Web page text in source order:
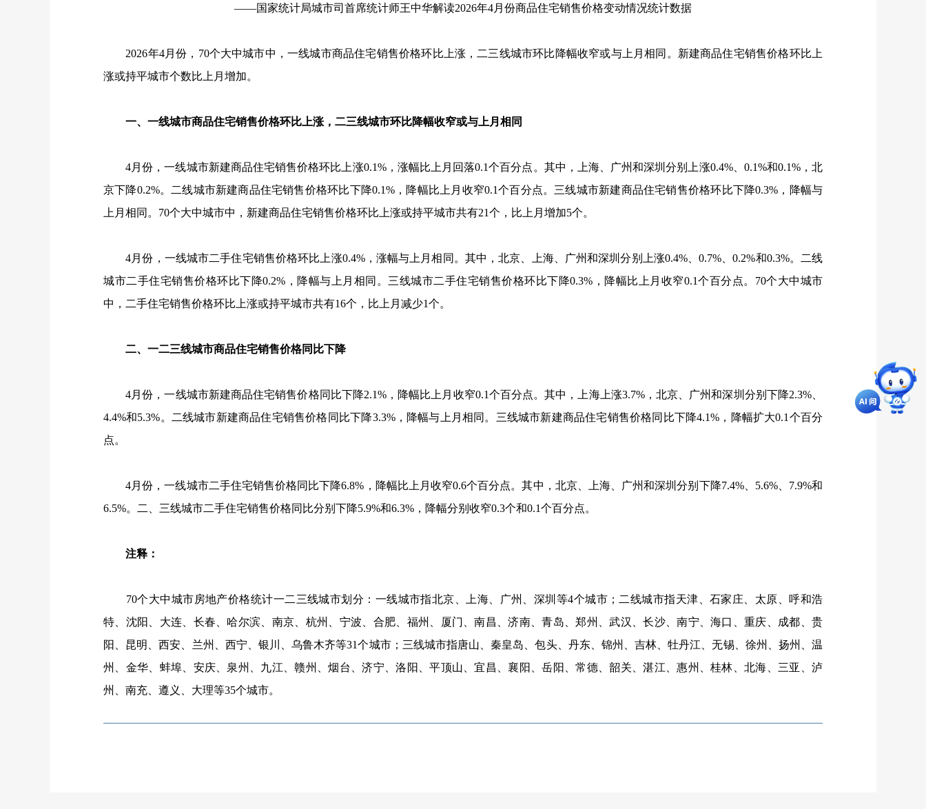
——国家统计局城市司首席统计师王中华解读2026年4月份商品住宅销售价格变动情况统计数据
2026年4月份， 70个大中城市中，一线城市商品住宅销售价格环比上涨，二三线城市环比降幅收窄或与上月相同。新建商品住宅销售价格环比上
涨或持平城市个数比上月增加。
一、一线城市商品住宅销售价格环比上涨，二三线城市环比降幅收窄或与上月相同
4月份，一线城市新建商品住宅销售价格环比上涨0.1%，涨幅比上月回落0.1个百分点。其中，上海、广州和深圳分别上涨0.4%、 0.1%和0.1%，北
京下降0.2%。二线城市新建商品住宅销售价格环比下降0.1% ，降幅比上月收窄0.1个百分点。三线城市新建商品住宅销售价格环比下降0.3% ，降幅与
上月相同。 70个大中城市中，新建商品住宅销售价格环比上涨或持平城市共有21个，比上月增加5个。
4月份，一线城市二手住宅销售价格环比上涨0.4%，涨幅与上月相同。其中，北京、上海、广州和深圳分别上涨0.4%、0.7% 、0.2%和0.3%。二线
城市二手住宅销售价格环比下降0.2% ，降幅与上月相同。三线城市二手住宅销售价格环比下降0.3% ，降幅比上月收窄0.1个百分点。 70个大中城市
中，二手住宅销售价格环比上涨或持平城市共有16个，比上月减少1个。
二、一二三线城市商品住宅销售价格同比下降
4月份，一线城市新建商品住宅销售价格同比下降2.1%，降幅比上月收窄0.1个百分点。其中，上海上涨3.7%，北京、广州和深圳分别下降2.3%、
4.4%和5.3%。二线城市新建商品住宅销售价格同比下降3.3%，降幅与上月相同。三线城市新建商品住宅销售价格同比下降4.1% ，降幅扩大0.1 个百分
点。
4月份，一线城市二手住宅销售价格同比下降6.8% ，降幅比上月收窄0.6个百分点。其中，北京、上海、广州和深圳分别下降7.4%、 5.6%、 7.9%和
6.5%。二、三线城市二手住宅销售价格同比分别下降5.9%和6.3% ，降幅分别收窄0.3个和0.1个百分点。
注释：
70个大中城市房地产价格统计一二三线城市划分：一线城市指北京、上海、广州、深圳等4个城市；二线城市指天津、石家庄、太原、呼和浩
特、沈阳、大连、长春、哈尔滨、南京、杭州、宁波、合肥、福州、厦门、南昌、济南、青岛、郑州、武汉、长沙、南宁、海口、重庆、成都、贵
阳、昆明、西安、兰州、西宁、银川、乌鲁木齐等31个城市；三线城市指唐山、秦皇岛、包头、丹东、锦州、吉林、牡丹江、无锡、徐州、扬州、温
州、金华、蚌埠、安庆、泉州、九江、赣州、烟台、济宁、洛阳、平顶山、宜昌、襄阳、岳阳、常德、韶关、湛江、惠州、桂林、北海、三亚、泸
州、南充、遵义、大理等35个城市。